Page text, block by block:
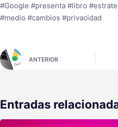
#Google #presenta #libro
#medio #cambios #privacidad
ANTERIOR
Entradas